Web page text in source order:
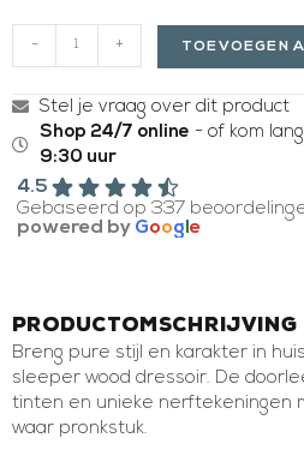
- + TOEVOEGEN
Stel je vraag over dit product
Shop 24/7 online - of kom
9:30 uur
4.5
Gebaseerd op 337
powered by Goog e
Productomschrijving
Breng pure stijl en karakter in
sleeper wood dressoir. De
tinten en unieke nerftekeningen
waar pronkstuk.